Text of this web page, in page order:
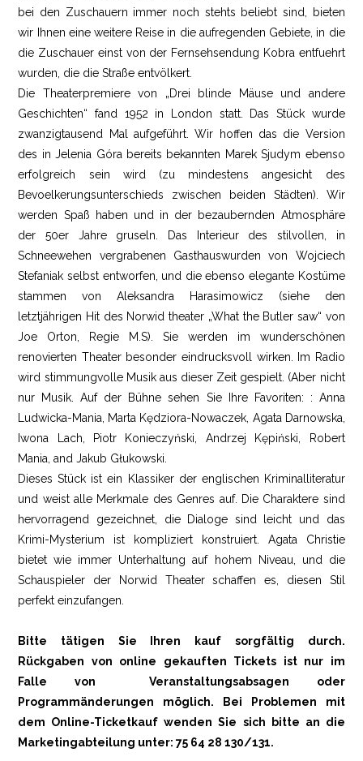
bei den Zuschauern immer noch stehts beliebt sind, bieten
wir Ihnen eine weitere Reise in die aufregenden Gebiete, in die
die Zuschauer einst von der Fernsehsendung Kobra entfuehrt
wurden, die die Straße entvölkert.
Die Theaterpremiere von „Drei blinde Mäuse und andere
Geschichten“ fand 1952 in London statt. Das Stück wurde
zwanzigtausend Mal aufgeführt. Wir hoffen das die Version
des in Jelenia Góra bereits bekannten Marek Sjudym ebenso
erfolgreich sein wird (zu mindestens angesicht des
Bevoelkerungsunterschieds zwischen beiden Städten). Wir
werden Spaß haben und in der bezaubernden Atmosphäre
der 50er Jahre gruseln. Das Interieur des stilvollen, in
Schneewehen vergrabenen Gasthauswurden von Wojciech
Stefaniak selbst entworfen, und die ebenso elegante Kostüme
stammen von Aleksandra Harasimowicz (siehe den
letztjährigen Hit des Norwid theater „What the Butler saw“ von
Joe Orton, Regie M.S). Sie werden im wunderschönen
renovierten Theater besonder eindrucksvoll wirken. Im Radio
wird stimmungvolle Musik aus dieser Zeit gespielt. (Aber nicht
nur Musik. Auf der Bühne sehen Sie Ihre Favoriten: : Anna
Ludwicka-Mania, Marta Kędziora-Nowaczek, Agata Darnowska,
Iwona Lach, Piotr Konieczyński, Andrzej Kępiński, Robert
Mania, and Jakub Głukowski.
Dieses Stück ist ein Klassiker der englischen Kriminalliteratur
und weist alle Merkmale des Genres auf. Die Charaktere sind
hervorragend gezeichnet, die Dialoge sind leicht und das
Krimi-Mysterium ist kompliziert konstruiert. Agata Christie
bietet wie immer Unterhaltung auf hohem Niveau, und die
Schauspieler der Norwid Theater schaffen es, diesen Stil
perfekt einzufangen.
Bitte tätigen Sie Ihren kauf sorgfältig durch.
Rückgaben von online gekauften Tickets ist nur im
Falle von Veranstaltungsabsagen oder
Programmänderungen möglich. Bei Problemen mit
dem Online-Ticketkauf wenden Sie sich bitte an die
Marketingabteilung unter: 75 64 28 130/131.